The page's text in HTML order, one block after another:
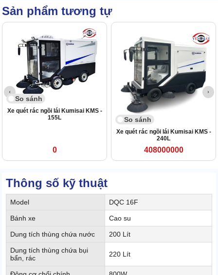
Sản phẩm tương tự
So sánh
Xe quét rác ngồi lái Kumisai KMS -
155L
0
So sánh
Xe quét rác ngồi lái Kumisai KMS -
240L
408000000
Thông số kỹ thuật
Model DQC 16F
Bánh xe Cao su
Dung tích thùng chứa nước 200 Lít
Dung tích thùng chứa bụi
bẩn, rác
220 Lít